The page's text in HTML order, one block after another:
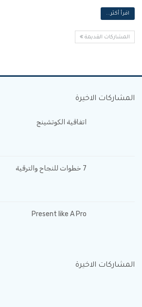
اقرأ أكثر...
المشاركات القديمة
المشاركات الاخيرة
اتفاقية الكوتشينج
7 خطوات للنجاح والترقية
Present like A Pro
المشاركات الاخيرة